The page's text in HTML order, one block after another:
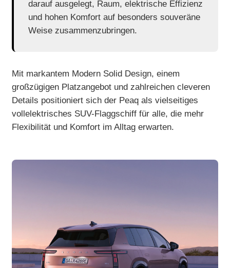
darauf ausgelegt, Raum, elektrische Effizienz
und hohen Komfort auf besonders souveräne
Weise zusammenzubringen.
Mit markantem Modern Solid Design, einem
großzügigen Platzangebot und zahlreichen cleveren
Details positioniert sich der Peaq als vielseitiges
vollelektrisches SUV-Flaggschiff für alle, die mehr
Flexibilität und Komfort im Alltag erwarten.